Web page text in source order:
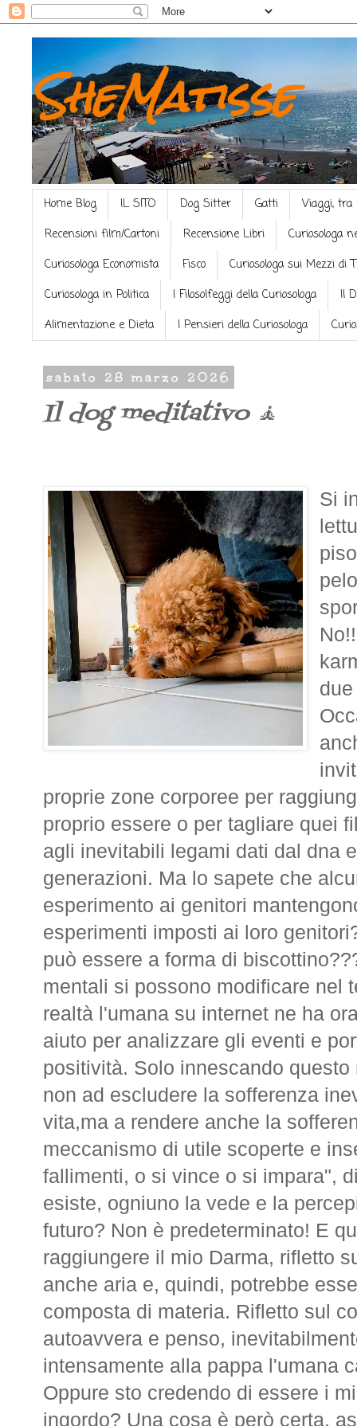
SheMatisse
Home Blog IL SITO Dog Sitter Gatti
Viaggi, tra
Recensioni film/Cartoni
Recensione Libri
Curiosologa
Curiosologa Economista
Fisco
Curiosologa sui Mezzi di
Curiosologa in Politica
I Filosolfeggi della Curiosologa
Il
Alimentazione e Dieta
I Pensieri della Curiosologa
sabato 28 marzo 2026
Il dog meditativo 🧘
Si
proprie zone corporee per
proprio essere o per tagliare quei
agli inevitabili legami dati dal dna
generazioni. Ma lo sapete che
esperimento ai genitori
esperimenti imposti ai loro
può essere a forma di
mentali si possono modificare nel
realtà l'umana su internet ne ha
aiuto per analizzare gli eventi e
positività. Solo innescando
non ad escludere la sofferenza
vita,ma a rendere anche la
meccanismo di utile scoperte e
fallimenti, o si vince o si impara",
esiste, ogniuno la vede e la
futuro? Non è predeterminato! E
raggiungere il mio Darma, rifletto
anche aria e, quindi, potrebbe
composta di materia. Rifletto sul
autoavvera e penso,
intensamente alla pappa l'umana
Oppure sto credendo di essere i
ingordo? Una cosa è però certa,